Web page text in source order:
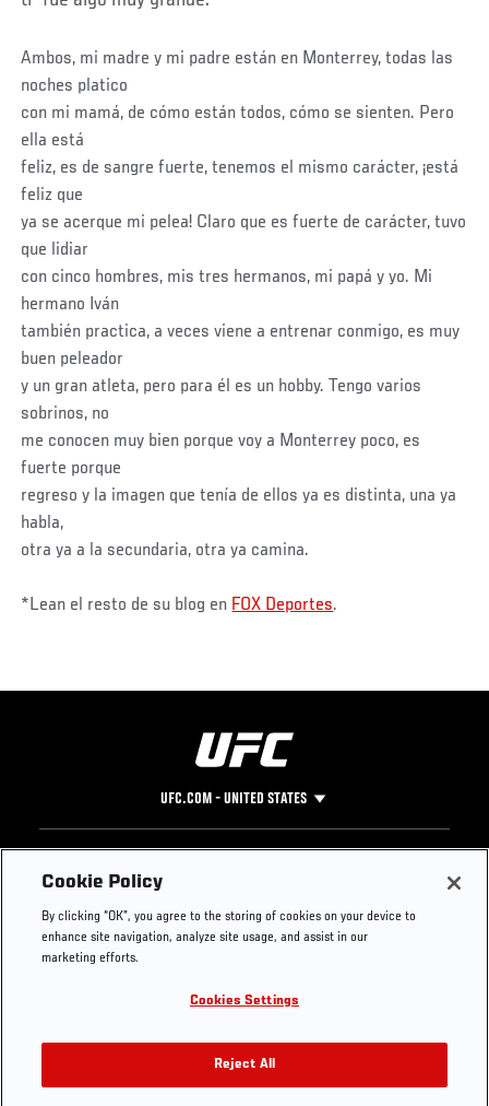
Ambos, mi madre y mi padre están en Monterrey, todas las
noches platico
con mi mamá, de cómo están todos, cómo se sienten. Pero
ella está
feliz, es de sangre fuerte, tenemos el mismo carácter, ¡está
feliz que
ya se acerque mi pelea! Claro que es fuerte de carácter, tuvo
que lidiar
con cinco hombres, mis tres hermanos, mi papá y yo. Mi
hermano Iván
también practica, a veces viene a entrenar conmigo, es muy
buen peleador
y un gran atleta, pero para él es un hobby. Tengo varios
sobrinos, no
me conocen muy bien porque voy a Monterrey poco, es
fuerte porque
regreso y la imagen que tenía de ellos ya es distinta, una ya
habla,
otra ya a la secundaria, otra ya camina.
*Lean el resto de su blog en FOX Deportes.
UFC.COM - UNITED STATES
Footer
UFC
UFC Foundation
UFC Careers
Store
UFC Video
Instagram
YouTube
TikTok
Twitter
Press
Cookie Policy
By clicking “OK”, you agree to the storing of cookies on your device to
enhance site navigation, analyze site usage, and assist in our
marketing efforts.
Cookies Settings
Reject All